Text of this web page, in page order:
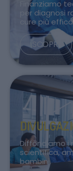
Finanziamo
per diagnosi
cure più
SCOPRI
Diffondiamo i
scientifica,
bambini.